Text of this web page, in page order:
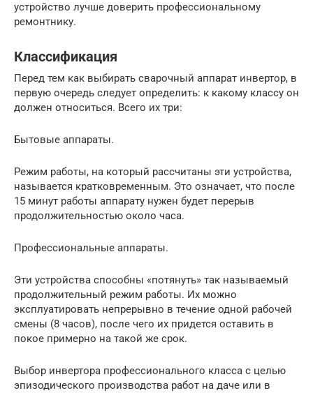
устройство лучше доверить профессиональному
ремонтнику.
Классификация
Перед тем как выбирать сварочный аппарат инвертор, в
первую очередь следует определить: к какому классу он
должен относиться. Всего их три:
Бытовые аппараты.
Режим работы, на который рассчитаны эти устройства,
называется кратковременным. Это означает, что после
15 минут работы аппарату нужен будет перерыв
продолжительностью около часа.
Профессиональные аппараты.
Эти устройства способны «потянуть» так называемый
продолжительный режим работы. Их можно
эксплуатировать непрерывно в течение одной рабочей
смены (8 часов), после чего их придется оставить в
покое примерно на такой же срок.
Выбор инвертора профессионального класса с целью
эпизодического производства работ на даче или в